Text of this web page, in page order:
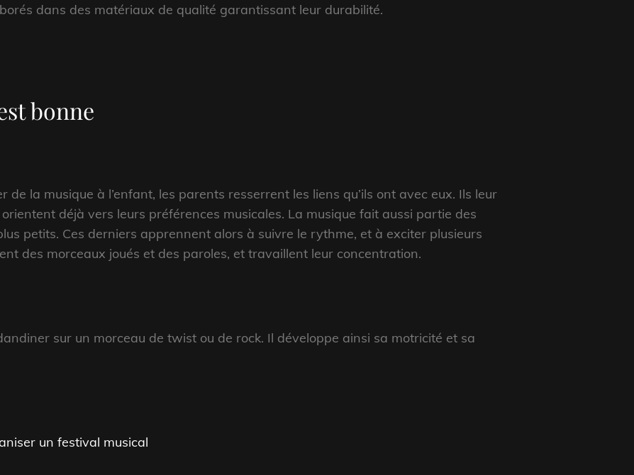
dans des matériaux de qualité garantissant leur durabilité.
bonne
la musique à l’enfant, les parents resserrent les liens qu’ils ont avec eux. Ils leur
déjà vers leurs préférences musicales. La musique fait aussi partie des
petits. Ces derniers apprennent alors à suivre le rythme, et à exciter plusieurs
des morceaux joués et des paroles, et travaillent leur concentration.
sur un morceau de twist ou de rock. Il développe ainsi sa motricité et sa
un festival musical